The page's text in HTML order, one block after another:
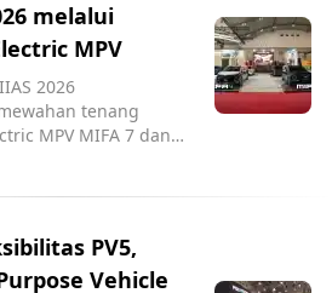
melalui
MPV
2026
tenang
MPV MIFA 7 dan
PV5,
Vehicle